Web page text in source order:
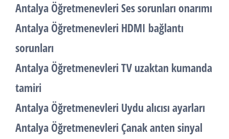
Antalya Öğretmenevleri Ses sorunları onarımı
Antalya Öğretmenevleri HDMI bağlantı
sorunları
Antalya Öğretmenevleri TV uzaktan kumanda
tamiri
Antalya Öğretmenevleri Uydu alıcısı ayarları
Antalya Öğretmenevleri Çanak anten sinyal